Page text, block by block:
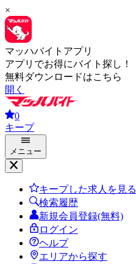
×
マッハバイトアプリ
アプリでお得にバイト探し！
無料ダウンロードはこちら
開く
0
キープ
メニュー
キープした求人を見る
検索履歴
新規会員登録(無料)
ログイン
ヘルプ
エリアから探す